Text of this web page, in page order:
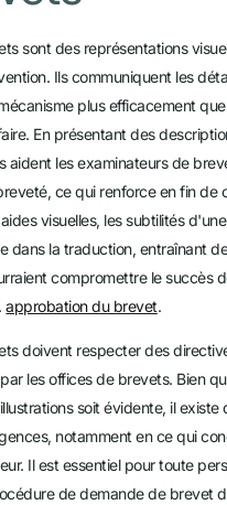
sont des représentations
Ils communiquent les
plus efficacement
En présentant des
aident les examinateurs de
ce qui renforce en fin de
visuelles, les subtilités
dans la traduction, entraînant
compromettre le succès
approbation du brevet.
doivent respecter des
les offices de brevets. Bien
soit évidente, il existe
notamment en ce qui
Il est essentiel pour toute
de demande de brevet